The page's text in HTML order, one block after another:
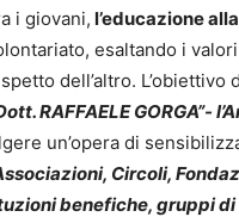
i giovani, l’educazione
esaltando i
dell’altro. L’obiettivo
RAFFAELE GORGA”-
un’opera di
Circoli,
benefiche, gruppi